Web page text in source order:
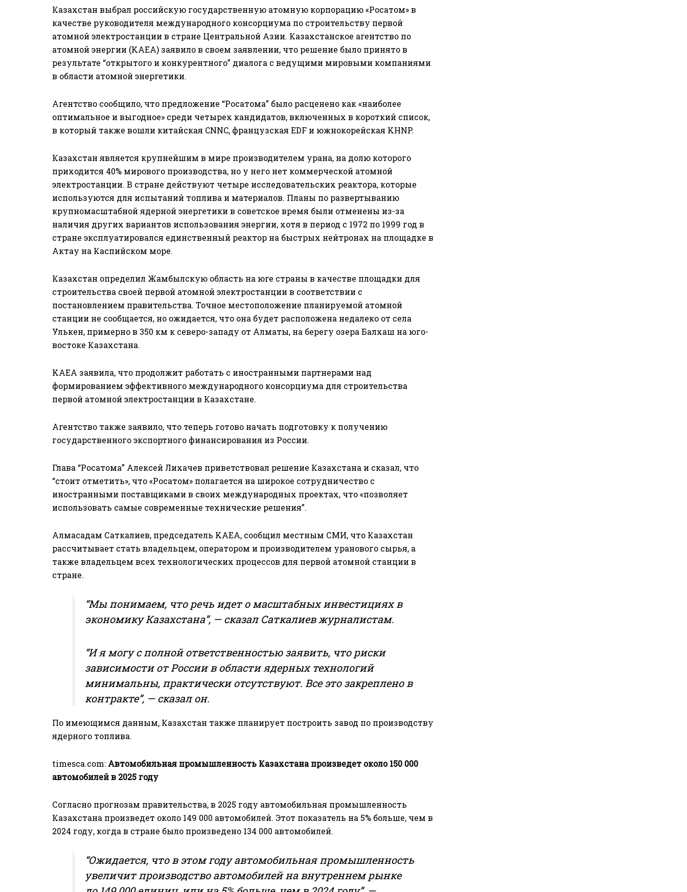
Казахстан выбрал российскую государственную атомную корпорацию «Росатом» в
качестве руководителя международного консорциума по строительству первой
атомной электростанции в стране Центральной Азии. Казахстанское агентство по
атомной энергии (KAEA) заявило в своем заявлении, что решение было принято в
результате “открытого и конкурентного” диалога с ведущими мировыми компаниями
в области атомной энергетики.
Агентство сообщило, что предложение “Росатома” было расценено как «наиболее
оптимальное и выгодное» среди четырех кандидатов, включенных в короткий список,
в который также вошли китайская CNNC, французская EDF и южнокорейская KHNP.
Казахстан является крупнейшим в мире производителем урана, на долю которого
приходится 40% мирового производства, но у него нет коммерческой атомной
электростанции. В стране действуют четыре исследовательских реактора, которые
используются для испытаний топлива и материалов. Планы по развертыванию
крупномасштабной ядерной энергетики в советское время были отменены из-за
наличия других вариантов использования энергии, хотя в период с 1972 по 1999 год в
стране эксплуатировался единственный реактор на быстрых нейтронах на площадке в
Актау на Каспийском море.
Казахстан определил Жамбылскую область на юге страны в качестве площадки для
строительства своей первой атомной электростанции в соответствии с
постановлением правительства. Точное местоположение планируемой атомной
станции не сообщается, но ожидается, что она будет расположена недалеко от села
Улькен, примерно в 350 км к северо-западу от Алматы, на берегу озера Балхаш на юго-
востоке Казахстана.
KAEA заявила, что продолжит работать с иностранными партнерами над
формированием эффективного международного консорциума для строительства
первой атомной электростанции в Казахстане.
Агентство также заявило, что теперь готово начать подготовку к получению
государственного экспортного финансирования из России.
Глава “Росатома” Алексей Лихачев приветствовал решение Казахстана и сказал, что
“стоит отметить», что «Росатом» полагается на широкое сотрудничество с
иностранными поставщиками в своих международных проектах, что «позволяет
использовать самые современные технические решения”.
Алмасадам Саткалиев, председатель KAEA, сообщил местным СМИ, что Казахстан
рассчитывает стать владельцем, оператором и производителем уранового сырья, а
также владельцем всех технологических процессов для первой атомной станции в
стране.
“Мы понимаем, что речь идет о масштабных инвестициях в
экономику Казахстана”, — сказал Саткалиев журналистам.
“И я могу с полной ответственностью заявить, что риски
зависимости от России в области ядерных технологий
минимальны, практически отсутствуют. Все это закреплено в
контракте”, — сказал он.
По имеющимся данным, Казахстан также планирует построить завод по производству
ядерного топлива.
timesca.com: Автомобильная промышленность Казахстана произведет около 150 000
автомобилей в 2025 году
Согласно прогнозам правительства, в 2025 году автомобильная промышленность
Казахстана произведет около 149 000 автомобилей. Этот показатель на 5% больше, чем в
2024 году, когда в стране было произведено 134 000 автомобилей.
“Ожидается, что в этом году автомобильная промышленность
увеличит производство автомобилей на внутреннем рынке